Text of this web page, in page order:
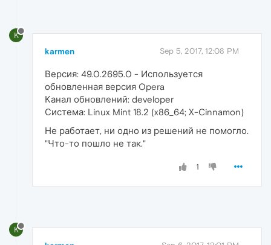
K
karmen Sep 5, 2017, 12:08 PM
Версия: 49.0.2695.0 - Используется
обновленная версия Opera
Канал обновлений: developer
Система: Linux Mint 18.2 (x86_64; X-Cinnamon)
Не работает, ни одно из решений не помогло.
"Что-то пошло не так."
1
K